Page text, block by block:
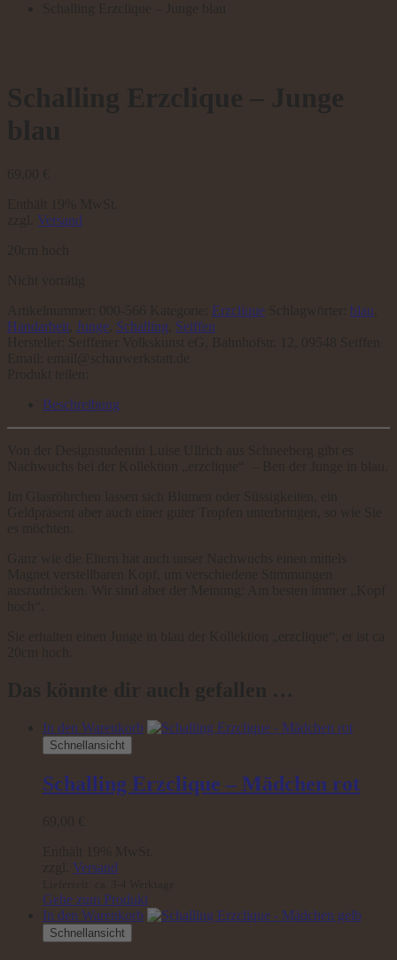
Versand
Erzclique blau
Handarbeit Junge Schalling Seiffen
Beschreibung
In den Warenkorb
Schnellansicht
Schalling Erzclique – Mädchen rot
Versand
Gehe zum Produkt
In den Warenkorb
Schnellansicht